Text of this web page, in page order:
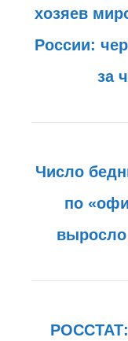
хозяев
России:
за
Число
по